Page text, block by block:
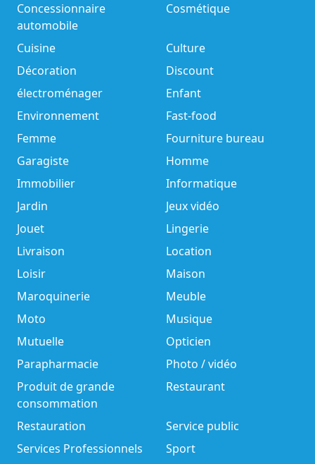
Concessionnaire
automobile
Cosmétique
Cuisine
Culture
Décoration
Discount
électroménager
Enfant
Environnement
Fast-food
Femme
Fourniture bureau
Garagiste
Homme
Immobilier
Informatique
Jardin
Jeux vidéo
Jouet
Lingerie
Livraison
Location
Loisir
Maison
Maroquinerie
Meuble
Moto
Musique
Mutuelle
Opticien
Parapharmacie
Photo / vidéo
Produit de grande
consommation
Restaurant
Restauration
Service public
Services Professionnels
Sport